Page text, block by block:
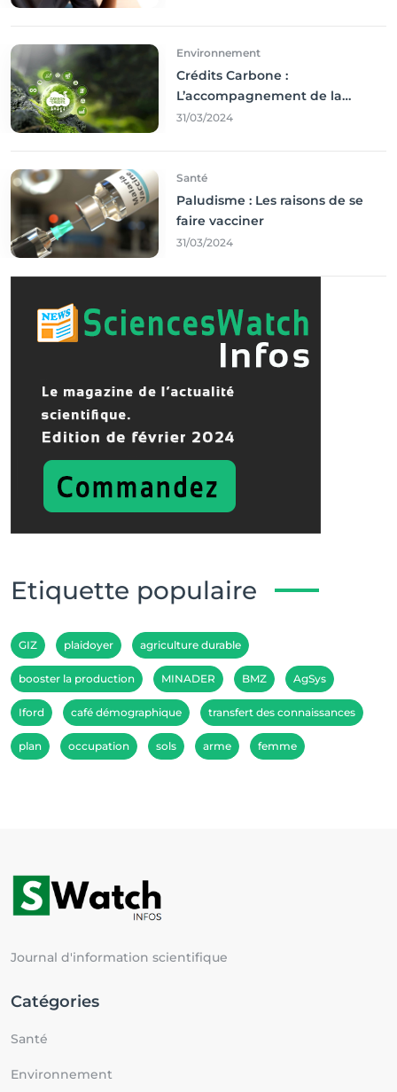
Environnement
Crédits Carbone :
L’accompagnement de la
Francophonie
31/03/2024
Santé
Paludisme : Les raisons de se
faire vacciner
31/03/2024
Etiquette populaire
GIZ plaidoyer agriculture durable
booster la production MINADER BMZ AgSys
Iford café démographique transfert des connaissances
plan occupation sols arme femme
Journal d'information scientifique
Catégories
Santé
Environnement